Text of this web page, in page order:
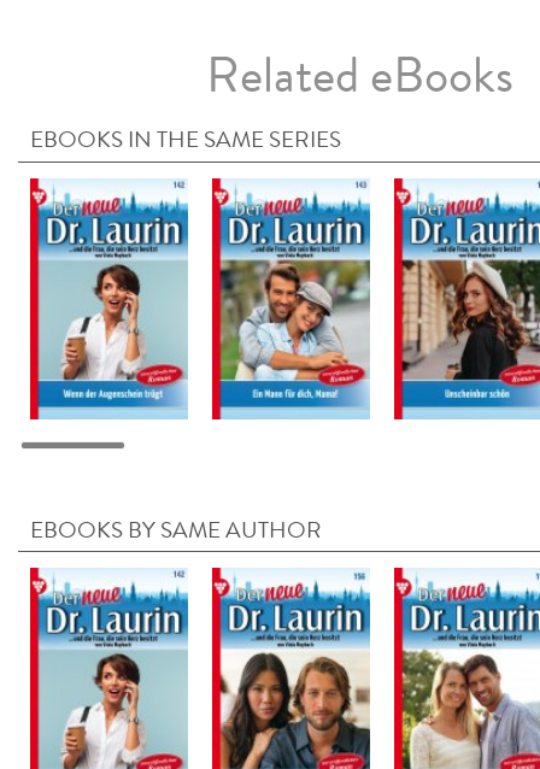
Related eBooks
EBOOKS IN THE SAME SERIES
EBOOKS BY SAME AUTHOR